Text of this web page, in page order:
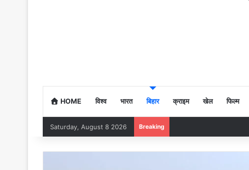
HOME विश्व भारत बिहार क्राइम खेल फिल्म
Saturday, August 8 2026 Breaking